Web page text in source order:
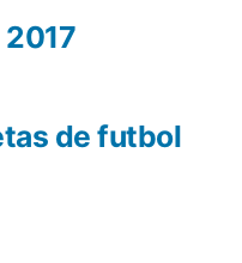
de futbol